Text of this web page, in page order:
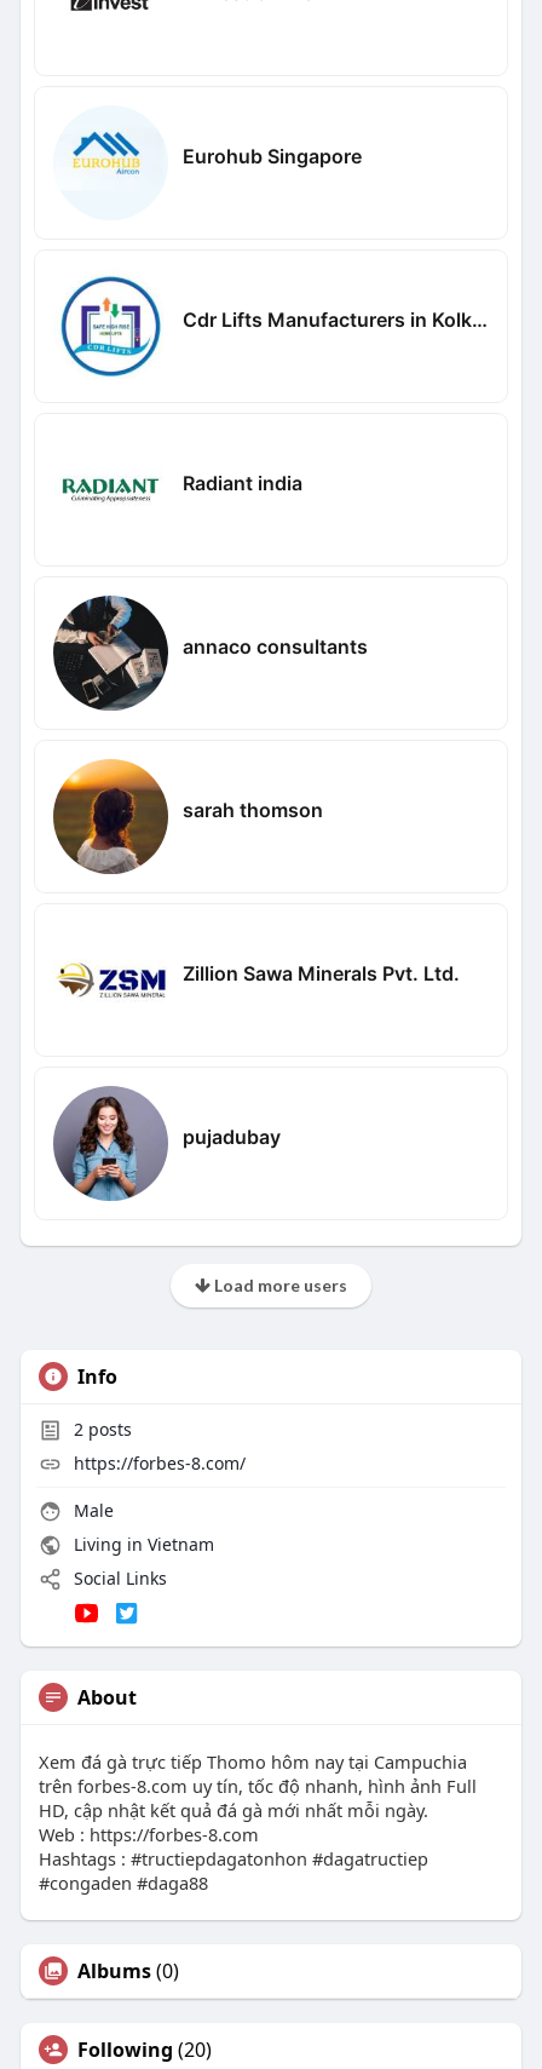
Eurohub Singapore
Cdr Lifts Manufacturers in Kolkata
Radiant india
annaco consultants
sarah thomson
Zillion Sawa Minerals Pvt. Ltd.
pujadubay
Load more users
Info
2posts
https://forbes-8.com/
Male
Living in Vietnam
Social Links
About
Xem đá gà trực tiếp Thomo hôm nay tại Campuchia
trên forbes-8.com uy tín, tốc độ nhanh, hình ảnh Full
HD, cập nhật kết quả đá gà mới nhất mỗi ngày.
Web : https://forbes-8.com
Hashtags : #tructiepdagatonhon #dagatructiep
#congaden #daga88
Albums(0)
Following (20)